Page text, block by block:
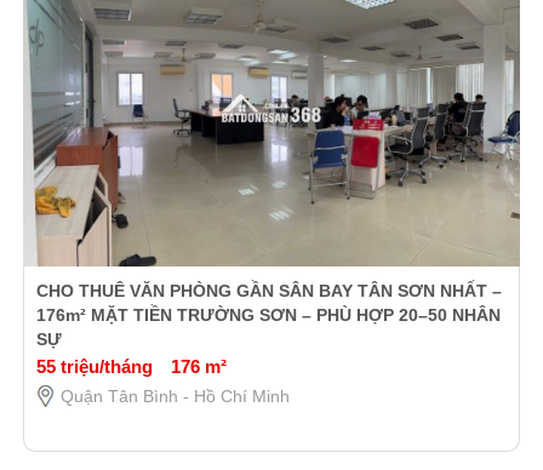
CHO THUÊ VĂN PHÒNG GẦN SÂN BAY TÂN SƠN NHẤT –
176m² MẶT TIỀN TRƯỜNG SƠN – PHÙ HỢP 20–50 NHÂN
SỰ
55 triệu/tháng 176 m²
Quận Tân Bình - Hồ Chí Minh